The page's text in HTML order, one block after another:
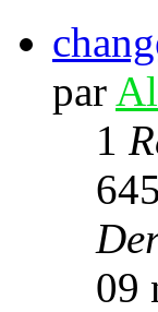
par
1
09